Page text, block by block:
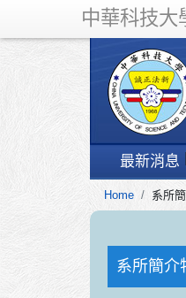
中華科技大
最新消息
Home 系所
系所簡介